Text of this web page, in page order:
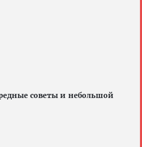
советы и небольшой